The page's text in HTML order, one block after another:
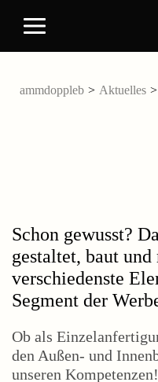
ammdoppleb > Aktuelles >
Schon gewusst?
gestaltet, baut
verschiedenste
Segment der
Ob als
den Außen- und
unseren